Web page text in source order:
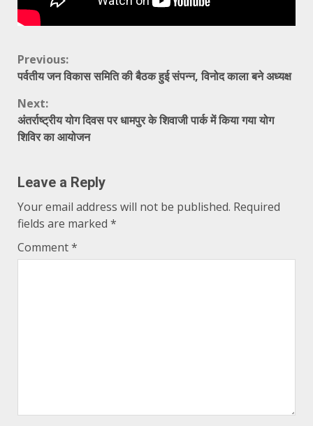
Continue
Previous:
पर्वतीय जन विकास समिति की बैठक हुई संपन्न, विनोद काला बने अध्यक्ष
Next:
अंतर्राष्ट्रीय योग दिवस पर धामपुर के शिवाजी पार्क में किया गया योग
शिविर का आयोजन
Leave a Reply
Your email address will not be published. Required
fields are marked *
Comment*